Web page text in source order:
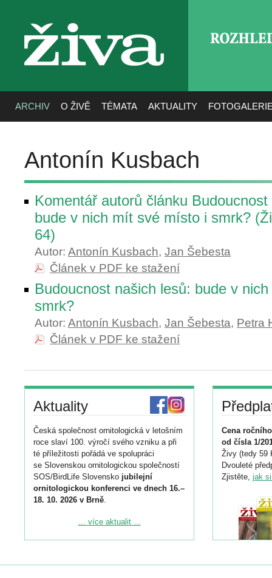
živa
ARCHIV O ŽIVĚ TÉMATA AKTUALITY
Antonín Kusbach
Komentář autorů článku
bude v nich mít své místo i smrk?
64)
Autor: Antonín Kusbach, Jan Šebesta
Článek v PDF ke stažení
Budoucnost našich lesů: bude v
smrk?
Autor: Antonín Kusbach, Jan Šebesta, Petra
Článek v PDF ke stažení
Aktuality
Česká společnost ornitologická v letošním
roce slaví 100. výročí svého vzniku a při
té příležitosti pořádá ve spolupráci
se Slovenskou ornitologickou společností
SOS/BirdLife Slovensko jubilejní
ornitologickou konferenci ve dnech 16.–
18. 10. 2026 v Brně.
Podrobnější informace ke konferenci
Registrovat se můžete do 6. září.
... více aktualit ...
Cena
od čísla 1/
Živy (tedy 59
Dvouleté
Zjistěte, jak